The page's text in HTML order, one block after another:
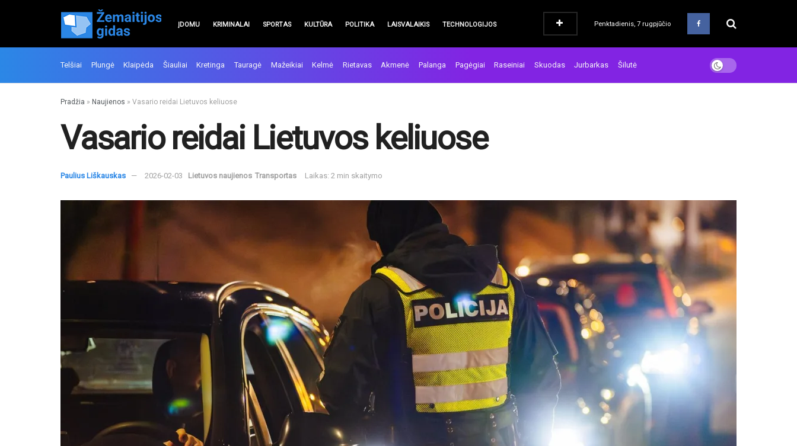
ĮDOMU KRIMINALAI SPORTAS KULTŪRA POLITIKA LAISVALAIKIS TECHNOLOGIJOS Penktadienis, 7 rugpjūčio
Telšiai Plungė Klaipėda Šiauliai Kretinga Tauragė Mažeikiai Kelmė Rietavas Akmenė Palanga Pagėgiai Raseiniai Skuodas Jurbarkas Šilutė
Pradžia » Naujienos » Vasario reidai Lietuvos keliuose
Vasario reidai Lietuvos keliuose
Paulius Liškauskas 2026-02-03 Lietuvos naujienos Transportas Laikas: 2 min skaitymo